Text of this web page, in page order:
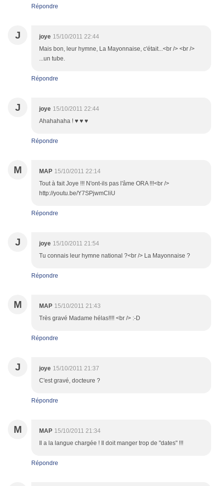
Répondre
J joye 15/10/2011 22:44
Mais bon, leur hymne, La Mayonnaise, c'était...<br /> <br />
...un tube.
Répondre
J joye 15/10/2011 22:44
Ahahahaha ! ♥ ♥ ♥
Répondre
M MAP 15/10/2011 22:14
Tout à fait Joye !!! N'ont-ils pas l'âme ORA !!!<br />
http://youtu.be/Y7SPjwmCliU
Répondre
J joye 15/10/2011 21:54
Tu connais leur hymne national ?<br /> La Mayonnaise ?
Répondre
M MAP 15/10/2011 21:43
Très gravé Madame hélas!!!! <br /> :-D
Répondre
J joye 15/10/2011 21:37
C'est gravé, docteure ?
Répondre
M MAP 15/10/2011 21:34
Il a la langue chargée ! Il doit manger trop de "dates" !!!
Répondre